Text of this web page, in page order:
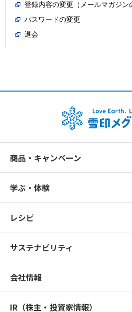
5.（メンバー登録）
( 1 )メンバー登録は、以下の条件
ームに入力した後、登録申し込
②上記①の登録申し込みを当社
( 2 )未成年のメンバー登録申し込
6.（登録情報の変更届出）
じた場合、当社ウェブサイト上に
当社は一切その責任を負いません。
7.（登録情報等のご利用・管理）
他人に開示してはいけません。
第三者に譲渡すること、貸与する
登録内容の変更（メールマガジン
パスワードの変更
退会
商品・キャンペーン
学ぶ・体験
レシピ
サステナビリティ
会社情報
IR（株主・投資家情報）